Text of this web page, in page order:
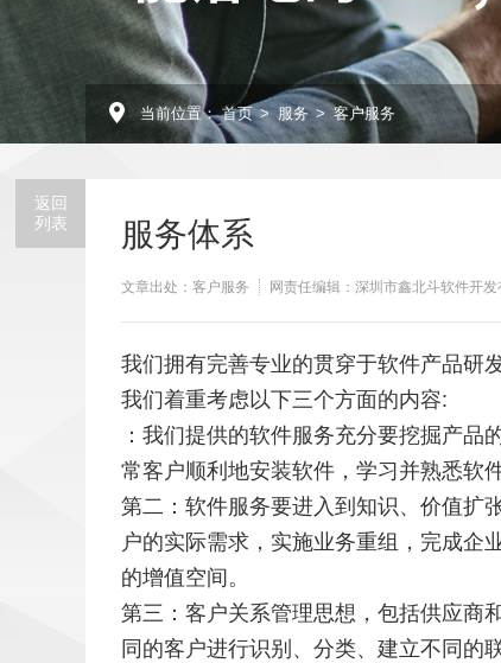
当前位置： 首页 > 服务 > 客户服务
返回
列表
服务体系
文章出处：客户服务 网责任编辑：深圳市鑫北斗软件开发
我们拥有完善专业的贯穿于软件产品研
我们着重考虑以下三个方面的内容:
：我们提供的软件服务充分要挖掘产
常客户顺利地安装软件，学习并熟悉软
第二：软件服务要进入到知识、价值扩
户的实际需求，实施业务重组，完成企
的增值空间。
第三：客户关系管理思想，包括供应商
同的客户进行识别、分类、建立不同的